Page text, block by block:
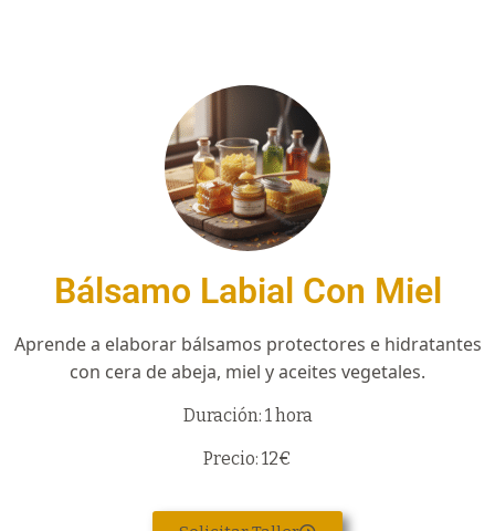
Bálsamo Labial Con Miel
Aprende a elaborar bálsamos protectores e hidratantes
con cera de abeja, miel y aceites vegetales.
Duración: 1 hora
Precio: 12€